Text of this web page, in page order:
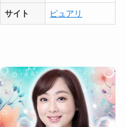
サイト ピュアリ